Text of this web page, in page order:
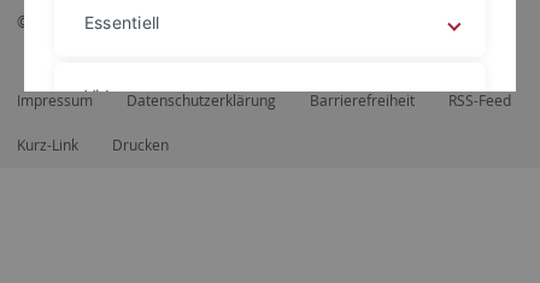
© 2026 Eberhard Karls Universität Tübingen, Tübingen
Impressum Datenschutzerklärung Barrierefreiheit RSS-Feed
Kurz-Link Drucken
Essentiell
Videos